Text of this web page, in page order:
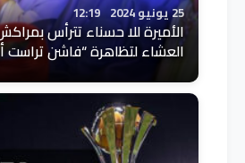
25 يونيو 2024 12:19
الأميرة للا حسناء تترأس
العشاء لتظاهرة “فاشن تراست